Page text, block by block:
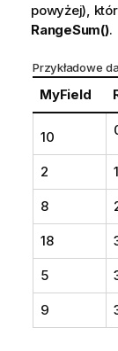
powyżej),
RangeSum().
Przykładowe
MyField
10
2 1
8
18
5
9